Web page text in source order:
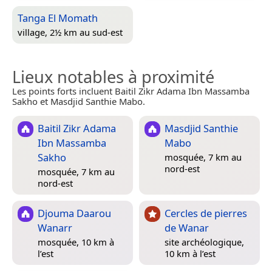
Tanga El Momath
village, 2½ km au sud-est
Lieux notables à proximité
Les points forts incluent Baitil Zikr Adama Ibn Massamba
Sakho et Masdjid Santhie Mabo.
Baitil Zikr Adama
Ibn Massamba
Sakho
mosquée, 7 km au
nord-est
Masdjid Santhie
Mabo
mosquée, 7 km au
nord-est
Djouma Daarou
Wanarr
mosquée, 10 km à
l’est
Cercles de pierres
de Wanar
site archéologique,
10 km à l’est